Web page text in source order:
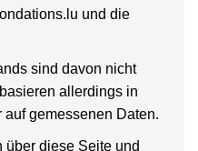
und die
sind davon nicht
allerdings in
gemessenen Daten.
diese Seite und